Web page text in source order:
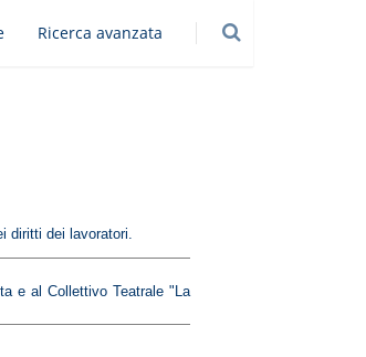
Ricerca avanzata
diritti dei lavoratori.
e al Collettivo Teatrale "La